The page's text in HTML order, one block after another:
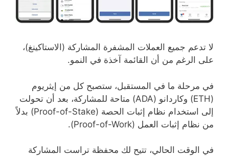
لا تدعم جميع العملات المشفرة المشاركة (الاستاكينغ)،
على الرغم من أن القائمة آخذة في النمو.
في مرحلة ما في المستقبل، ستصبح كل من إيثريوم
(ETH) وكاردانو (ADA) متاحة للمشاركة، بعد أن تحولت
إلى استخدام نظام إثبات الحصة (Proof-of-Stake) بدلاً
من نظام إثبات العمل (Proof-of-Work).
في الوقت الحالي، تتيح لك محفظة تراست المشاركة